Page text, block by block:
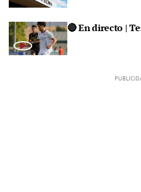
🔴 En directo |